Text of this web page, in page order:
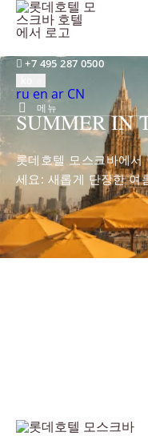
+7 495 287 0500
Русский
ruEnglish
en العربية
ar 中文
CN
메뉴
SUMMER IN
롯데호텔 모스크바에
세요: 새롭게 단장한 여
일이 함께하는 바비큐
제한 아이스크림까지 즐